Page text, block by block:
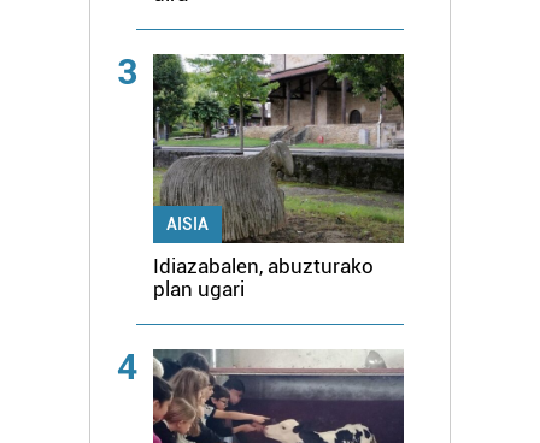
3
AISIA
Idiazabalen, abuzturako
plan ugari
4